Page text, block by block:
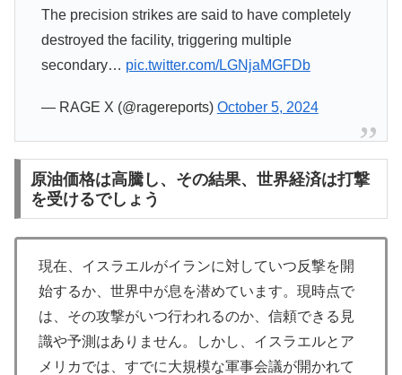
The precision strikes are said to have completely
destroyed the facility, triggering multiple
secondary… pic.twitter.com/LGNjaMGFDb
— RAGE X (@ragereports) October 5, 2024
原油価格は高騰し、その結果、世界経済は打撃
を受けるでしょう
現在、イスラエルがイランに対していつ反撃を開
始するか、世界中が息を潜めています。現時点で
は、その攻撃がいつ行われるのか、信頼できる見
識や予測はありません。しかし、イスラエルとア
メリカでは、すでに大規模な軍事会議が開かれて